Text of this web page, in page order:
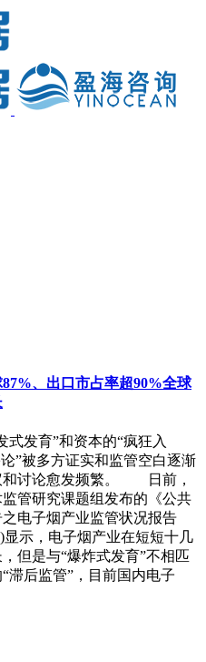
、出口市占率超90%全球
发育”和资本的“疯狂入
”被多方证实和监管空白逐渐
和讨论愈发频繁。 日前，
管研究课题组发布的《公共
电子烟产业监管状况报告
显示，电子烟产业在短短十几
但是与“爆炸式发育”不相匹
滞后监管”，目前国内电子